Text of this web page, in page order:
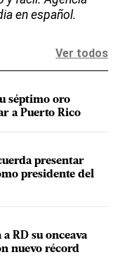
en español.
Ver todos
séptimo oro
a Puerto Rico
presentar
presidente del
RD su onceava
nuevo récord